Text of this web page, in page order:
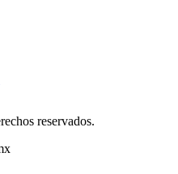
reservados.